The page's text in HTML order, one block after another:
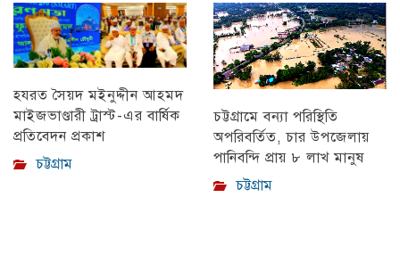
হযরত সৈয়দ মইনুদ্দীন আহমদ
মাইজভাণ্ডারী ট্রাস্ট-এর বার্ষিক
প্রতিবেদন প্রকাশ
চট্টগ্রাম
চট্টগ্রামে বন্যা পরিস্থিতি
অপরিবর্তিত, চার উপজেলায়
পানিবন্দি প্রায় ৮ লাখ মানুষ
চট্টগ্রাম